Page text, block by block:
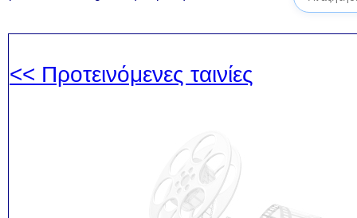
<< Προτεινόμενες ταινίες